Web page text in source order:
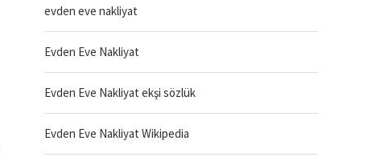
evden eve nakliyat
Evden Eve Nakliyat
Evden Eve Nakliyat ekşi sözlük
Evden Eve Nakliyat Wikipedia